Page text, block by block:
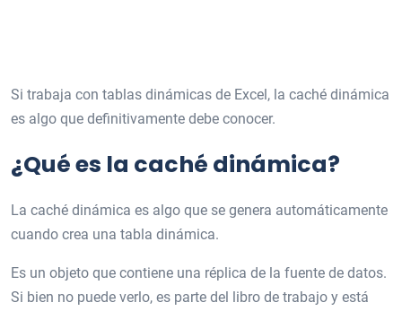
Si trabaja con tablas dinámicas de Excel, la caché dinámica
es algo que definitivamente debe conocer.
¿Qué es la caché dinámica?
La caché dinámica es algo que se genera automáticamente
cuando crea una tabla dinámica.
Es un objeto que contiene una réplica de la fuente de datos.
Si bien no puede verlo, es parte del libro de trabajo y está